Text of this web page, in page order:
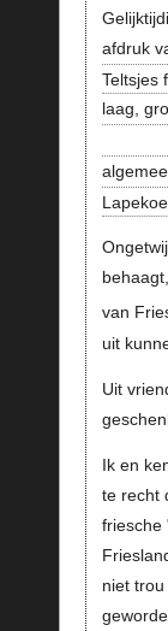
afdruk
Teltsjes
laag,
van
uit
Uit
Ik en
te recht
friesche
niet